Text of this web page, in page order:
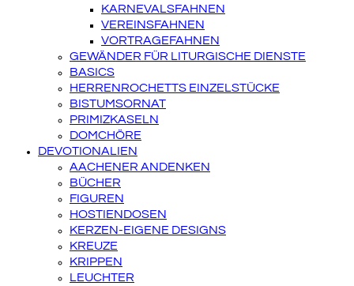
KARNEVALSFAHNEN
VEREINSFAHNEN
VORTRAGEFAHNEN
GEWÄNDER FÜR LITURGISCHE DIENSTE
BASICS
HERRENROCHETTS EINZELSTÜCKE
BISTUMSORNAT
PRIMIZKASELN
DOMCHÖRE
DEVOTIONALIEN
AACHENER ANDENKEN
BÜCHER
FIGUREN
HOSTIENDOSEN
KERZEN-EIGENE DESIGNS
KREUZE
KRIPPEN
LEUCHTER